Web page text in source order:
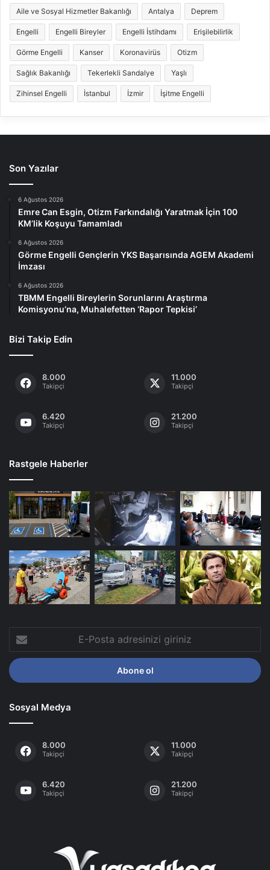
Aile ve Sosyal Hizmetler Bakanlığı Antalya Deprem
Engelli Engelli Bireyler Engelli İstihdamı Erişilebilirlik
Görme Engelli Kanser Koronavirüs Otizm
Sağlık Bakanlığı Tekerlekli Sandalye Yaşlı
Zihinsel Engelli İstanbul İzmir İşitme Engelli
Son Yazılar
6 Ağustos 2026
Emre Can Esgin, Otizm Farkındalığı Yaratmak İçin 100
KM’lik Koşuyu Tamamladı
6 Ağustos 2026
Görme Engelli Gençlerin YKS Başarısında AGEM Akademi
İmzası
6 Ağustos 2026
TBMM Engelli Bireylerin Sorunlarını Araştırma
Komisyonu’na, Muhalefetten ‘Rapor Tepkisi’
Bizi Takip Edin
8.000
Takipçi
11.000
Takipçi
6.420
Takipçi
21.200
Takipçi
Rastgele Haberler
Posta
adresinizi
giriniz
Sosyal Medya
8.000
Takipçi
11.000
Takipçi
6.420
Takipçi
21.200
Takipçi